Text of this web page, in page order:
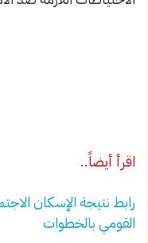
اقرأ أيضاً..
القومي بالخطوات